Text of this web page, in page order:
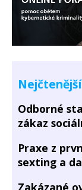
Odborné
zákaz
Praxe z
sexting a
Zakázané